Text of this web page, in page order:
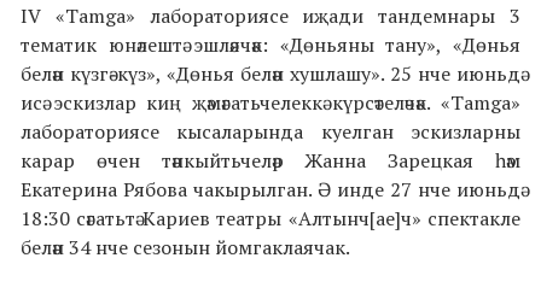
IV «Tamga» лабораториясе иҗади тандемнары 3
тематик юнәлештә эшләячәк: «Дөньяны тану», «Дөнья
белән күзгә-күз», «Дөнья белән хушлашу». 25 нче июньдә
исә эскизлар киң җәмәгатьчелеккә күрсәтеләчәк. «Tamga»
лабораториясе кысаларында куелган эскизларны
карар өчен тәнкыйтьчеләр Жанна Зарецкая һәм
Екатерина Рябова чакырылган. Ә инде 27 нче июньдә
18:30 сәгатьтә Кариев театры «Алтынч[ае]ч» спектакле
белән 34 нче сезонын йомгаклаячак.